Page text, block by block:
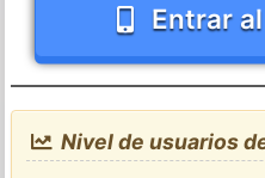
Entrar
Nivel de usuarios